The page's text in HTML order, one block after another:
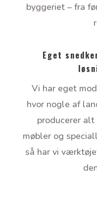
byggeriet – fra
Eget
Vi har eget
hvor nogle af
producerer
møbler og
så har vi